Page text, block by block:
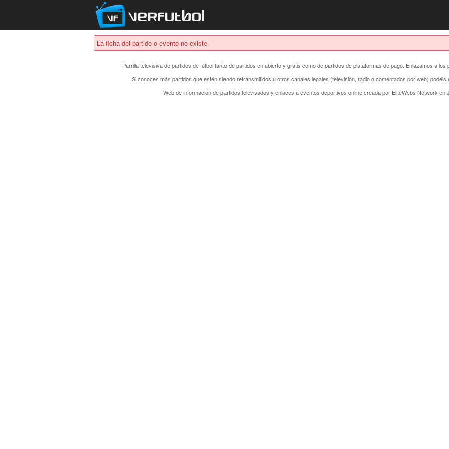
La ficha del partido o evento no existe.
Parrilla televisiva de partidos de fútbol tanto de partidos en abierto y gratis como de partidos de plataformas de pago. Enlazamos a los
Si conoces más partidos que estén siendo retransmitidos u otros canales legales (televisión, radio o comentados por web)
Web de información de partidos televisados y enlaces a eventos deportivos online creada por EliteWebs Network en